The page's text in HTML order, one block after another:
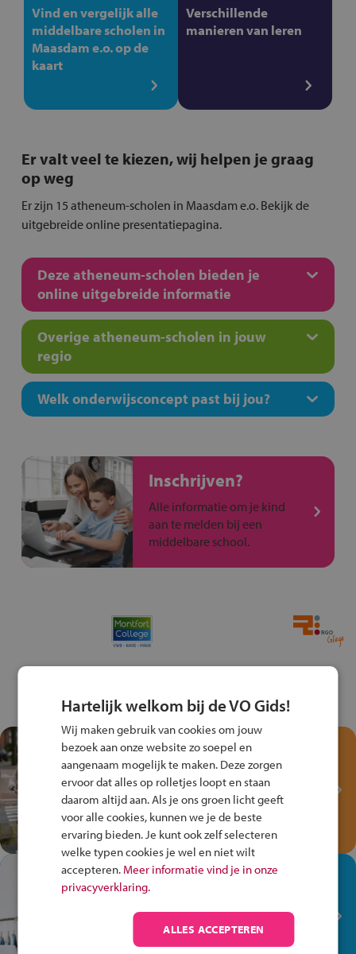
Vind en vergelijk alle
middelbare scholen in
Maasdam e.o. op de
kaart
Verschillende
manieren van leren
Er valt veel te kiezen, wij helpen je graag
op weg
Er zijn 15 atheneum-scholen in Maasdam e.o. Bekijk de
uitgebreide online presentatiepagina.
Deze atheneum-scholen bieden je
online uitgebreide informatie
Overige atheneum-scholen in jouw
regio
Welk onderwijsconcept past bij jou?
Inschrijven?
Alle informatie om je kind
aan te melden bij een
middelbare school.
Test je kennis met het
Fiets Veilig
Verkeersspel!
Speel het Fiets Veilig Verkeersspel
en win een Cortina-fiets!
In de winkel ben je op je
plek!
Ontdek via het vmbo jouw talent
op de winkelvloer, waar elke dag
Hartelijk welkom bij de VO Gids!
Wij maken gebruik van cookies om jouw
bezoek aan onze website zo soepel en
aangenaam mogelijk te maken. Deze zorgen
ervoor dat alles op rolletjes loopt en staan
daarom altijd aan. Als je ons groen licht geeft
voor alle cookies, kunnen we je de beste
ervaring bieden. Je kunt ook zelf selecteren
welke typen cookies je wel en niet wilt
accepteren. Meer informatie vind je in onze
privacyverklaring.
ALLES ACCEPTEREN